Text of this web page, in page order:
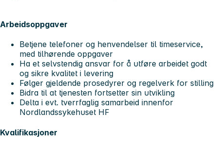
Arbeidsoppgaver
Betjene telefoner og henvendelser til timeservice,
med tilhørende oppgaver
Ha et selvstendig ansvar for å utføre arbeidet godt
og sikre kvalitet i levering
Følger gjeldende prosedyrer og regelverk for stilling
Bidra til at tjenesten fortsetter sin utvikling
Delta i evt. tverrfaglig samarbeid innenfor
Nordlandssykehuset HF
Kvalifikasjoner